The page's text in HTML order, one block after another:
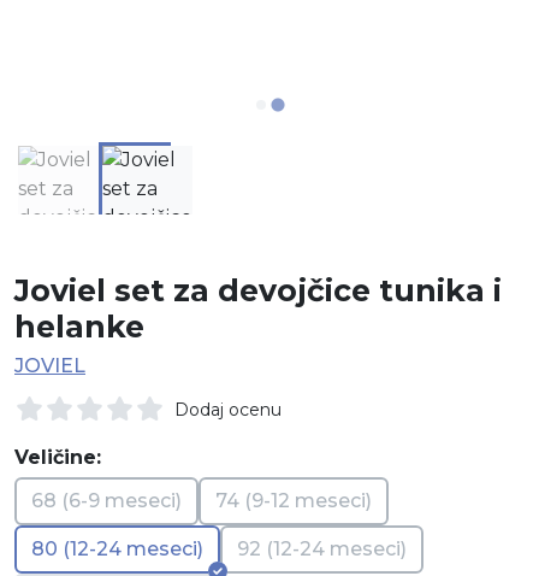
Joviel set za devojčice tunika i
helanke
JOVIEL
Dodaj ocenu
Veličine:
68 (6-9 meseci)
74 (9-12 meseci)
80 (12-24 meseci) 92 (12-24 meseci)